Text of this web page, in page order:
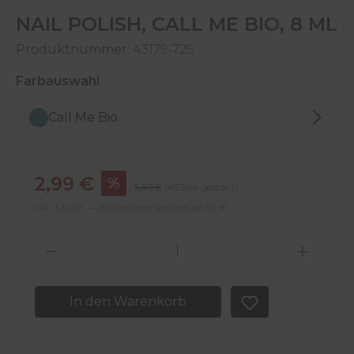
NAIL POLISH, CALL ME BIO, 8 ML
Produktnummer: 43179-729
Farbauswahl
Call Me Bio
Verkaufspreis:
2,99 € % Regulärer Preis:
5,49 €
(45.54% gespart)
Produkt Anzahl: Gib den
In den Warenkorb